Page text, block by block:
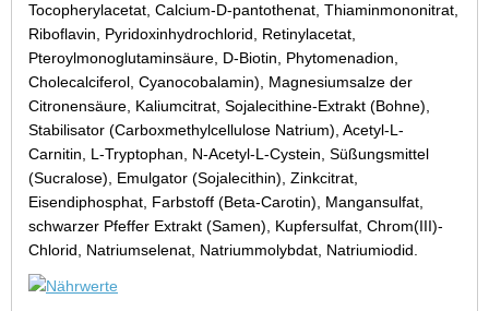
Tocopherylacetat, Calcium-D-pantothenat, Thiaminmononitrat,
Riboflavin, Pyridoxinhydrochlorid, Retinylacetat,
Pteroylmonoglutaminsäure, D-Biotin, Phytomenadion,
Cholecalciferol, Cyanocobalamin), Magnesiumsalze der
Citronensäure, Kaliumcitrat, Sojalecithine-Extrakt (Bohne),
Stabilisator (Carboxmethylcellulose Natrium), Acetyl-L-
Carnitin, L-Tryptophan, N-Acetyl-L-Cystein, Süßungsmittel
(Sucralose), Emulgator (Sojalecithin), Zinkcitrat,
Eisendiphosphat, Farbstoff (Beta-Carotin), Mangansulfat,
schwarzer Pfeffer Extrakt (Samen), Kupfersulfat, Chrom(III)-
Chlorid, Natriumselenat, Natriummolybdat, Natriumiodid.